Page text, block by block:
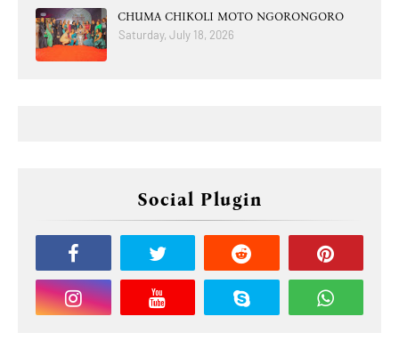
CHUMA CHIKOLI MOTO NGORONGORO
Saturday, July 18, 2026
Social Plugin